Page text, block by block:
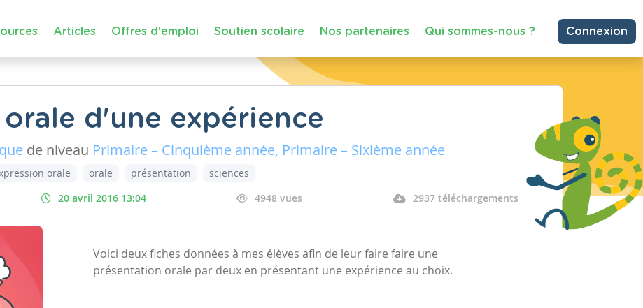
Articles Offres d'emploi Soutien scolaire Nos partenaires Qui sommes-nous ? Connexion
d'une expérience
de niveau Primaire – Cinquième année, Primaire – Sixième année
orale orale présentation
sciences
20 avril 2016 13:04 4948 vues 2937 téléchargements
Voici deux fiches données à mes élèves afin de leur faire faire une
présentation orale par deux en présentant une expérience au choix.